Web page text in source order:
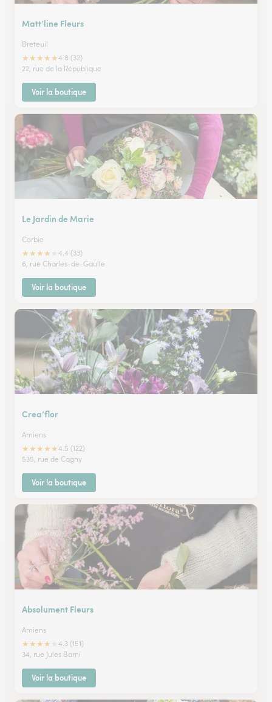
Matt’line Fleurs
Breteuil
★★★★★4.8 (32)
22, rue de la République
Voir la boutique
Le Jardin de Marie
Corbie
★★★★
4.4 (33)
6, rue Charles-de-Gaulle
Voir la boutique
Crea’flor
Amiens
★★★★★4.5 (122)
535, rue de Cagny
Voir la boutique
Absolument Fleurs
Amiens
★★★★
4.3 (151)
34, rue Jules Barni
Voir la boutique